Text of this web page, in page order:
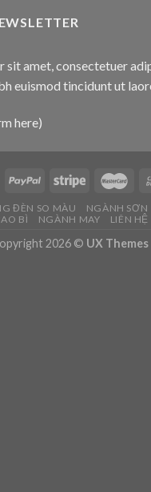
sit amet, consectetuer
euismod tincidunt ut
here)
ĐÈN SO MÀU NGÀNH SƠN
BÌ
NGÀNH MAY LIÊN HỆ
2026 © UX Themes